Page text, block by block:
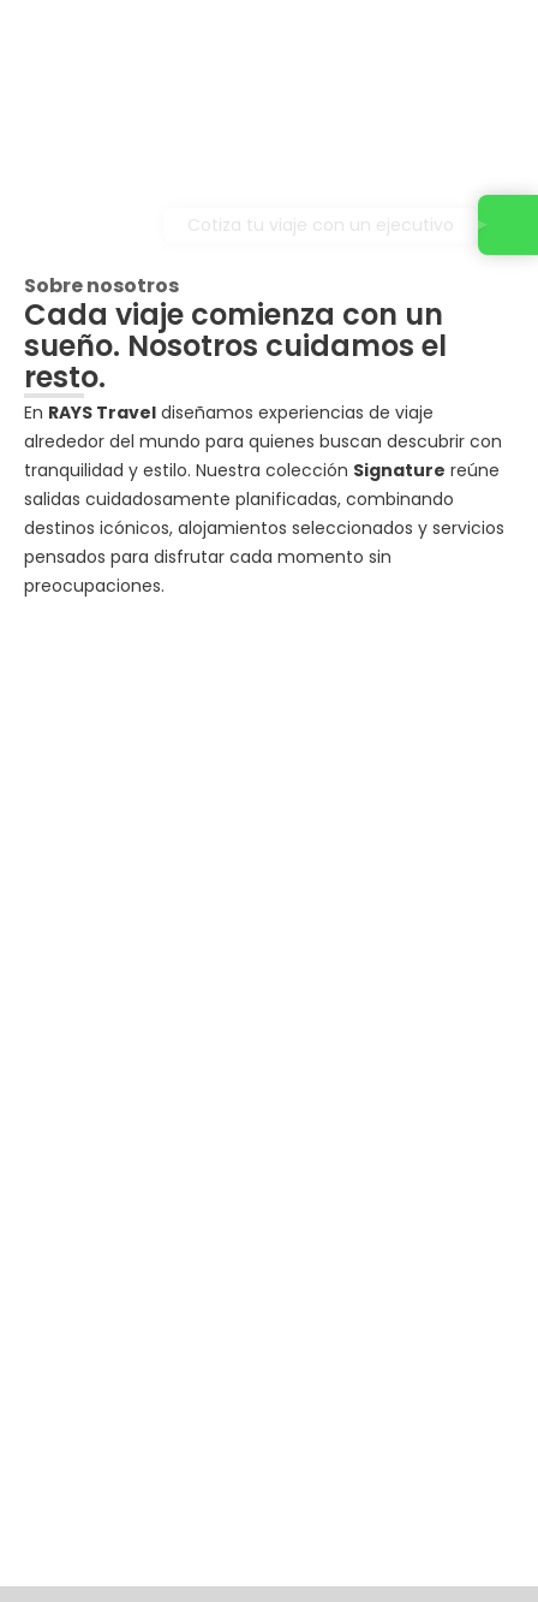
Sobre nosotros
Cada viaje comienza con un
sueño. Nosotros cuidamos el
resto.
En RAYS Travel diseñamos experiencias de viaje
alrededor del mundo para quienes buscan descubrir con
tranquilidad y estilo. Nuestra colección Signature reúne
salidas cuidadosamente planificadas, combinando
destinos icónicos, alojamientos seleccionados y servicios
pensados para disfrutar cada momento sin
preocupaciones.
Cotiza tu viaje con un ejecutivo